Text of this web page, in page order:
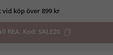
köp över 899 kr
REA. Kod: SALE20